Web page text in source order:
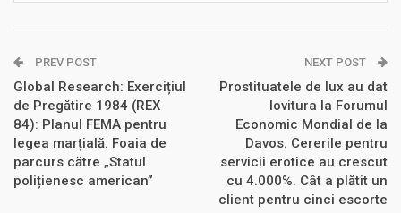
PREV POST
Global Research: Exercițiul
de Pregătire 1984 (REX
84): Planul FEMA pentru
legea marțială. Foaia de
parcurs către „Statul
polițienesc american”
NEXT POST
Prostituatele de lux au dat
lovitura la Forumul
Economic Mondial de la
Davos. Cererile pentru
servicii erotice au crescut
cu 4.000%. Cât a plătit un
client pentru cinci escorte